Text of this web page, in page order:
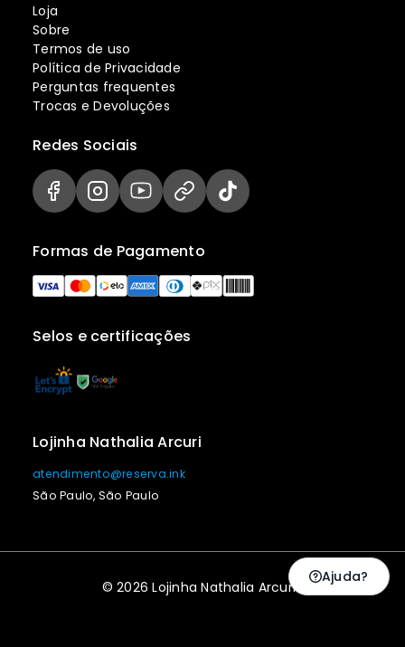
Loja
Sobre
Termos de uso
Política de Privacidade
Perguntas frequentes
Trocas e Devoluções
Selos e certificações
Formas de Pagamento
Redes Sociais
Lojinha Nathalia Arcuri
atendimento@reserva.ink
São Paulo, São Paulo
© 2026 Lojinha Nathalia Arcuri |
Ajuda?